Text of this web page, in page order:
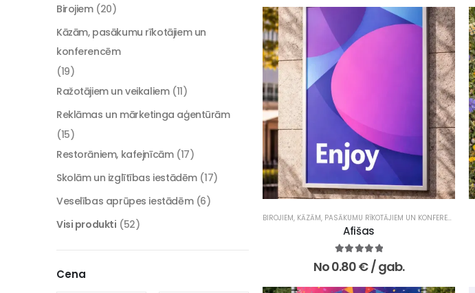
BIROJIEM, KĀZĀM, PASĀKUMU RĪKOTĀJIEM UN KONFERENCĒM
Afišas
5.00no 5
No0.80€/ gab.
Birojiem (20)
Kāzām, pasākumu rīkotājiem un
konferencēm
(19)
Ražotājiem un veikaliem (11)
Reklāmas un mārketinga aģentūrām
(15)
Restorāniem, kafejnīcām (17)
Skolām un izglītības iestādēm (17)
Veselības aprūpes iestādēm (6)
Visi produkti (52)
Cena